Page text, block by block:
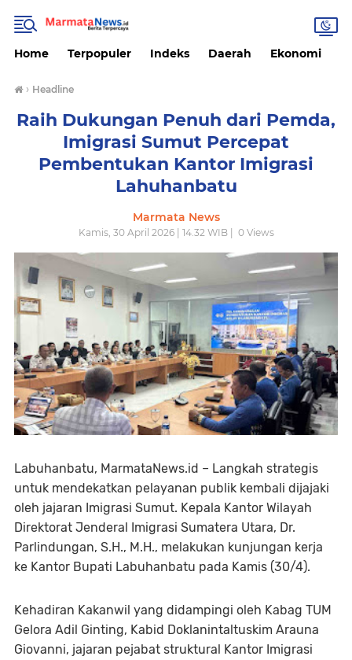
Home Terpopuler Indeks Daerah Ekonomi
› Headline
Raih Dukungan Penuh dari Pemda,
Imigrasi Sumut Percepat
Pembentukan Kantor Imigrasi
Lahuhanbatu
Marmata News
Kamis, 30 April 2026 | 14.32 WIB | 0Views
Labuhanbatu, MarmataNews.id – Langkah strategis
untuk mendekatkan pelayanan publik kembali dijajaki
oleh jajaran Imigrasi Sumut. Kepala Kantor Wilayah
Direktorat Jenderal Imigrasi Sumatera Utara, Dr.
Parlindungan, S.H., M.H., melakukan kunjungan kerja
ke Kantor Bupati Labuhanbatu pada Kamis (30/4).
Kehadiran Kakanwil yang didampingi oleh Kabag TUM
Gelora Adil Ginting, Kabid Doklanintaltuskim Arauna
Giovanni, jajaran pejabat struktural Kantor Imigrasi